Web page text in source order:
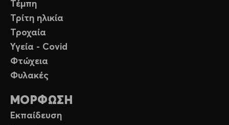
Τέμπη
Τρίτη ηλικία
Τροχαία
Υγεία - Covid
Φτώχεια
Φυλακές
ΜΟΡΦΩΣΗ
Εκπαίδευση